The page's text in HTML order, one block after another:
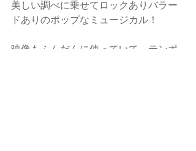
美しい調べに乗せてロックありバラー
ドありのポップなミュージカル！
映像もふんだんに使っていて、テンポ